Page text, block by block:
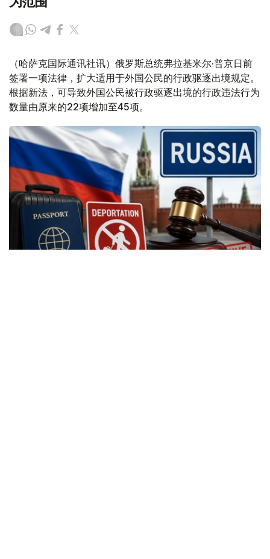
（哈萨克国际通讯社讯）俄罗斯总统弗拉基米尔·普京日前
签署一项法律，扩大适用于外国公民的行政驱逐出境规定。
根据新法，可导致外国公民被行政驱逐出境的行政违法行为
数量由原来的22项增加至45项。